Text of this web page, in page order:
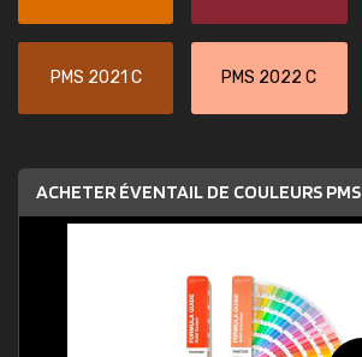
PMS 2021 C PMS 2022 C
ACHETER ÉVENTAIL DE COULEURS PMS